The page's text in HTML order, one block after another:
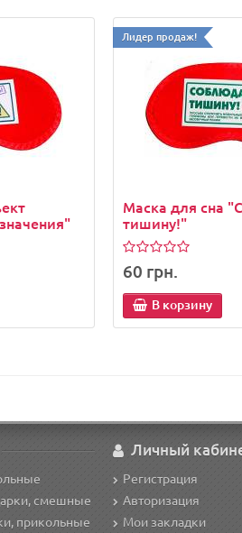
Лидер продаж!
Маска для сна
тишину!"
60 грн.
В корзину
смешные
прикольные
Личный
Регистрация
Авторизация
Мои закладки